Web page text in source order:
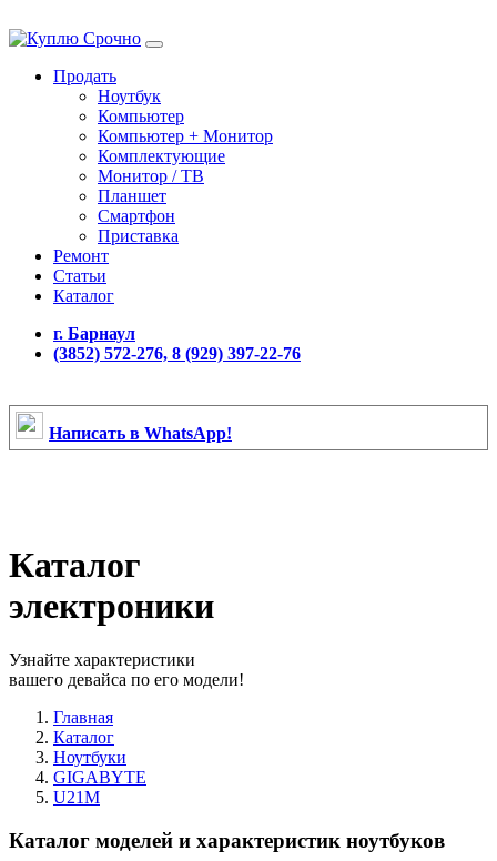
Продать
Ноутбук
Компьютер
Компьютер + Монитор
Комплектующие
Монитор / ТВ
Планшет
Смартфон
Приставка
Ремонт
Статьи
Каталог
г. Барнаул
(3852) 572-276, 8 (929) 397-22-76
Написать в WhatsApp!
Каталог
электроники
Узнайте характеристики
вашего девайса по его модели!
Главная
Каталог
Ноутбуки
GIGABYTE
U21M
Каталог моделей и характеристик ноутбуков